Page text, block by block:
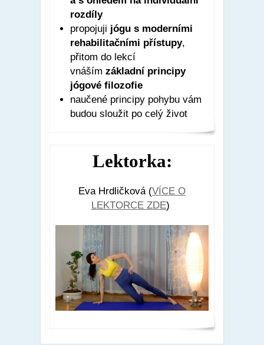
rozdíly
propojuji jógu s moderními
rehabilitačními přístupy,
přitom do lekcí
vnáším základní principy
jógové filozofie
naučené principy pohybu vám
budou sloužit po celý život
Lektorka:
Eva Hrdličková (VÍCE O
LEKTORCE ZDE)